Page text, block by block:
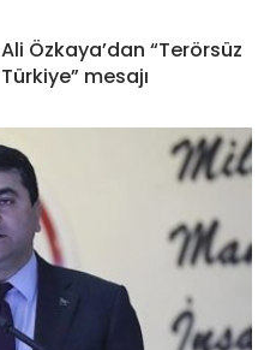
Ali Özkaya’dan “Terörsüz
Türkiye” mesajı